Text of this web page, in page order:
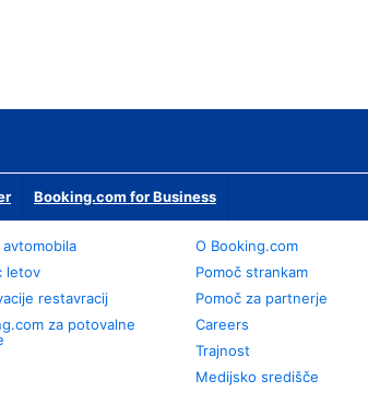
Booking.com for Business
avtomobila
letov
restavracij
za potovalne
O Booking.com
Pomoč strankam
Pomoč za partnerje
Careers
Trajnost
Medijsko središče